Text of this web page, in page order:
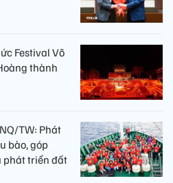
Festival Võ
thành
TW: Phát
bào, góp
phát triển đất